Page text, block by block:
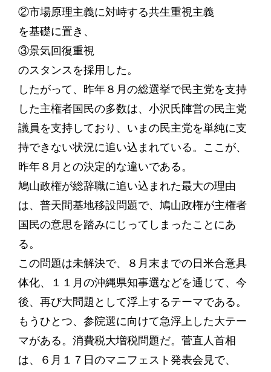
②市場原理主義に対峙する共生重視主義
を基礎に置き、
③景気回復重視
のスタンスを採用した。
したがって、昨年８月の総選挙で民主党を支持
した主権者国民の多数は、小沢氏陣営の民主党
議員を支持しており、いまの民主党を単純に支
持できない状況に追い込まれている。ここが、
昨年８月との決定的な違いである。
鳩山政権が総辞職に追い込まれた最大の理由
は、普天間基地移設問題で、鳩山政権が主権者
国民の意思を踏みにじってしまったことにあ
る。
この問題は未解決で、８月末までの日米合意具
体化、１１月の沖縄県知事選などを通じて、今
後、再び大問題として浮上するテーマである。
もうひとつ、参院選に向けて急浮上した大テー
マがある。消費税大増税問題だ。菅直人首相
は、６月１７日のマニフェスト発表会見で、